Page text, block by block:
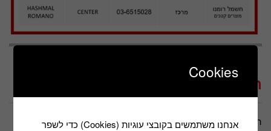
תקנונים ומבצעים
הצהרת נגישות
מדיניות הפרטיות
Cookies
אנחנו משתמשים בקובצי עוגיות (Cookies) כדי לשפר